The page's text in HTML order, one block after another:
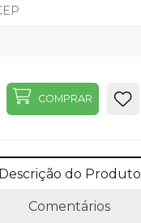
COMPRAR
Descrição do Produto
Comentários